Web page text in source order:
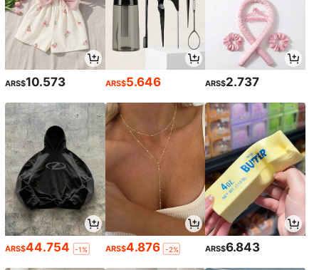
ARS$10.573 ARS$5.646 ARS$2.737
ARS$44.754 -1% ARS$4.876 -2% ARS$6.843